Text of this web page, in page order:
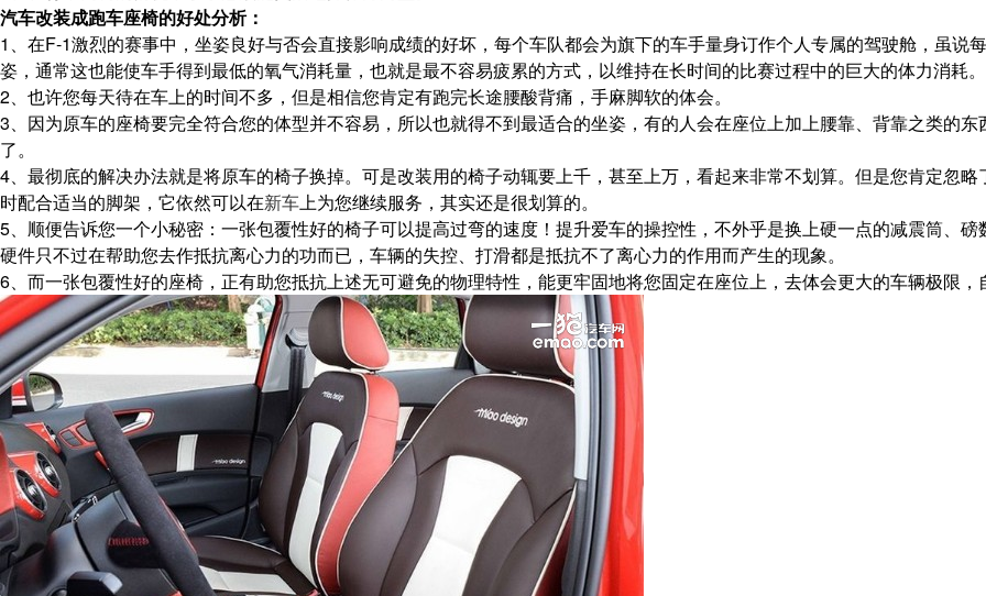
汽车改装成跑车座椅的好处分析：
1、在F-1激烈的赛事中，坐姿良好与否会直接影响成绩的好坏，每个车队都会为旗下的车手量身订作个人专属的驾驶舱，虽说
姿，通常这也能使车手得到最低的氧气消耗量，也就是最不容易疲累的方式，以维持在长时间的比赛过程中的巨大的体力消耗。
2、也许您每天待在车上的时间不多，但是相信您肯定有跑完长途腰酸背痛，手麻脚软的体会。
3、因为原车的座椅要完全符合您的体型并不容易，所以也就得不到最适合的坐姿，有的人会在座位上加上腰靠、背靠之类的
了。
4、最彻底的解决办法就是将原车的椅子换掉。可是改装用的椅子动辄要上千，甚至上万，看起来非常不划算。但是您肯定忽
时配合适当的脚架，它依然可以在新车上为您继续服务，其实还是很划算的。
5、顺便告诉您一个小秘密：一张包覆性好的椅子可以提高过弯的速度！提升爱车的操控性，不外乎是换上硬一点的减震筒、
硬件只不过在帮助您去作抵抗离心力的功而已，车辆的失控、打滑都是抵抗不了离心力的作用而产生的现象。
6、而一张包覆性好的座椅，正有助您抵抗上述无可避免的物理特性，能更牢固地将您固定在座位上，去体会更大的车辆极限，